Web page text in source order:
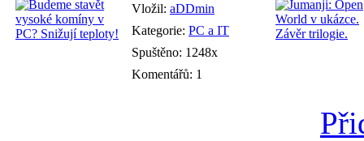
Vložil: aDDmin
Kategorie: PC a IT
Spuštěno: 1248x
Komentářů: 1